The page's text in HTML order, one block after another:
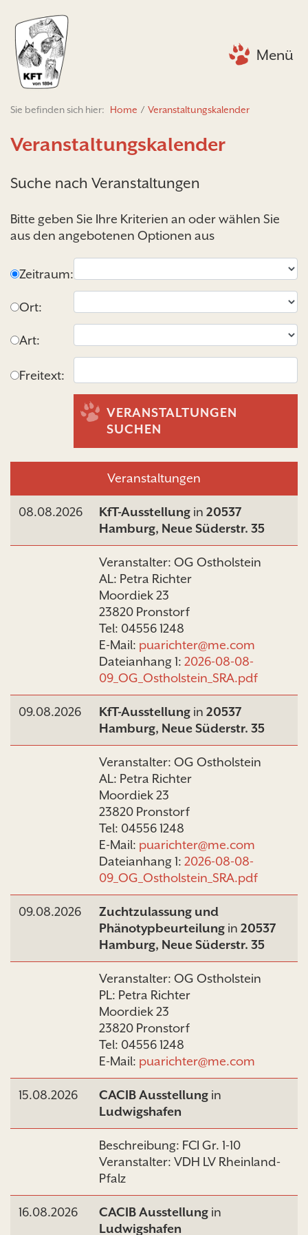
Menü
Sie befinden sich hier: Home / Veranstaltungskalender
Veranstaltungskalender
Suche nach Veranstaltungen
Bitte geben Sie Ihre Kriterien an oder wählen Sie
aus den angebotenen Optionen aus
Zeitraum:
Ort:
Art:
Freitext:
VERANSTALTUNGEN
SUCHEN
Veranstaltungen
08.08.2026 KfT-Ausstellung in 20537
Hamburg, Neue Süderstr. 35
Veranstalter: OG Ostholstein
AL: Petra Richter
Moordiek 23
23820 Pronstorf
Tel: 04556 1248
E-Mail: puarichter@me.com
Dateianhang 1: 2026-08-08-
09_OG_Ostholstein_SRA.pdf
09.08.2026 KfT-Ausstellung in 20537
Hamburg, Neue Süderstr. 35
Veranstalter: OG Ostholstein
AL: Petra Richter
Moordiek 23
23820 Pronstorf
Tel: 04556 1248
E-Mail: puarichter@me.com
Dateianhang 1: 2026-08-08-
09_OG_Ostholstein_SRA.pdf
09.08.2026
Zuchtzulassung und
Phänotypbeurteilung in 20537
Hamburg, Neue Süderstr. 35
Veranstalter: OG Ostholstein
PL: Petra Richter
Moordiek 23
23820 Pronstorf
Tel: 04556 1248
E-Mail: puarichter@me.com
15.08.2026 CACIB Ausstellung in
Ludwigshafen
Beschreibung: FCI Gr. 1-10
Veranstalter: VDH LV Rheinland-
Pfalz
16.08.2026 CACIB Ausstellung in
Ludwigshafen